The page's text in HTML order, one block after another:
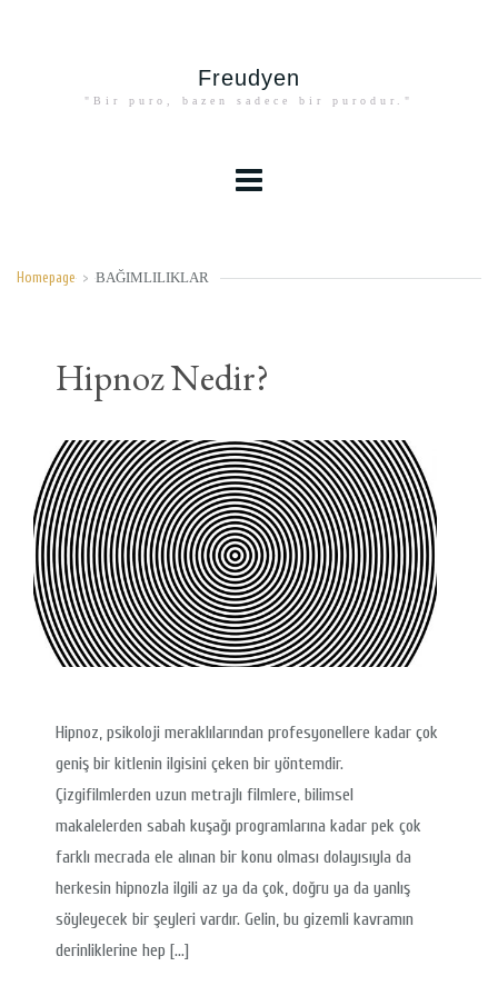
Freudyen
"Bir puro, bazen sadece bir purodur."
Homepage > BAĞIMLILIKLAR
Hipnoz Nedir?
Hipnoz, psikoloji meraklılarından profesyonellere kadar çok
geniş bir kitlenin ilgisini çeken bir yöntemdir.
Çizgifilmlerden uzun metrajlı filmlere, bilimsel
makalelerden sabah kuşağı programlarına kadar pek çok
farklı mecrada ele alınan bir konu olması dolayısıyla da
herkesin hipnozla ilgili az ya da çok, doğru ya da yanlış
söyleyecek bir şeyleri vardır. Gelin, bu gizemli kavramın
derinliklerine hep […]